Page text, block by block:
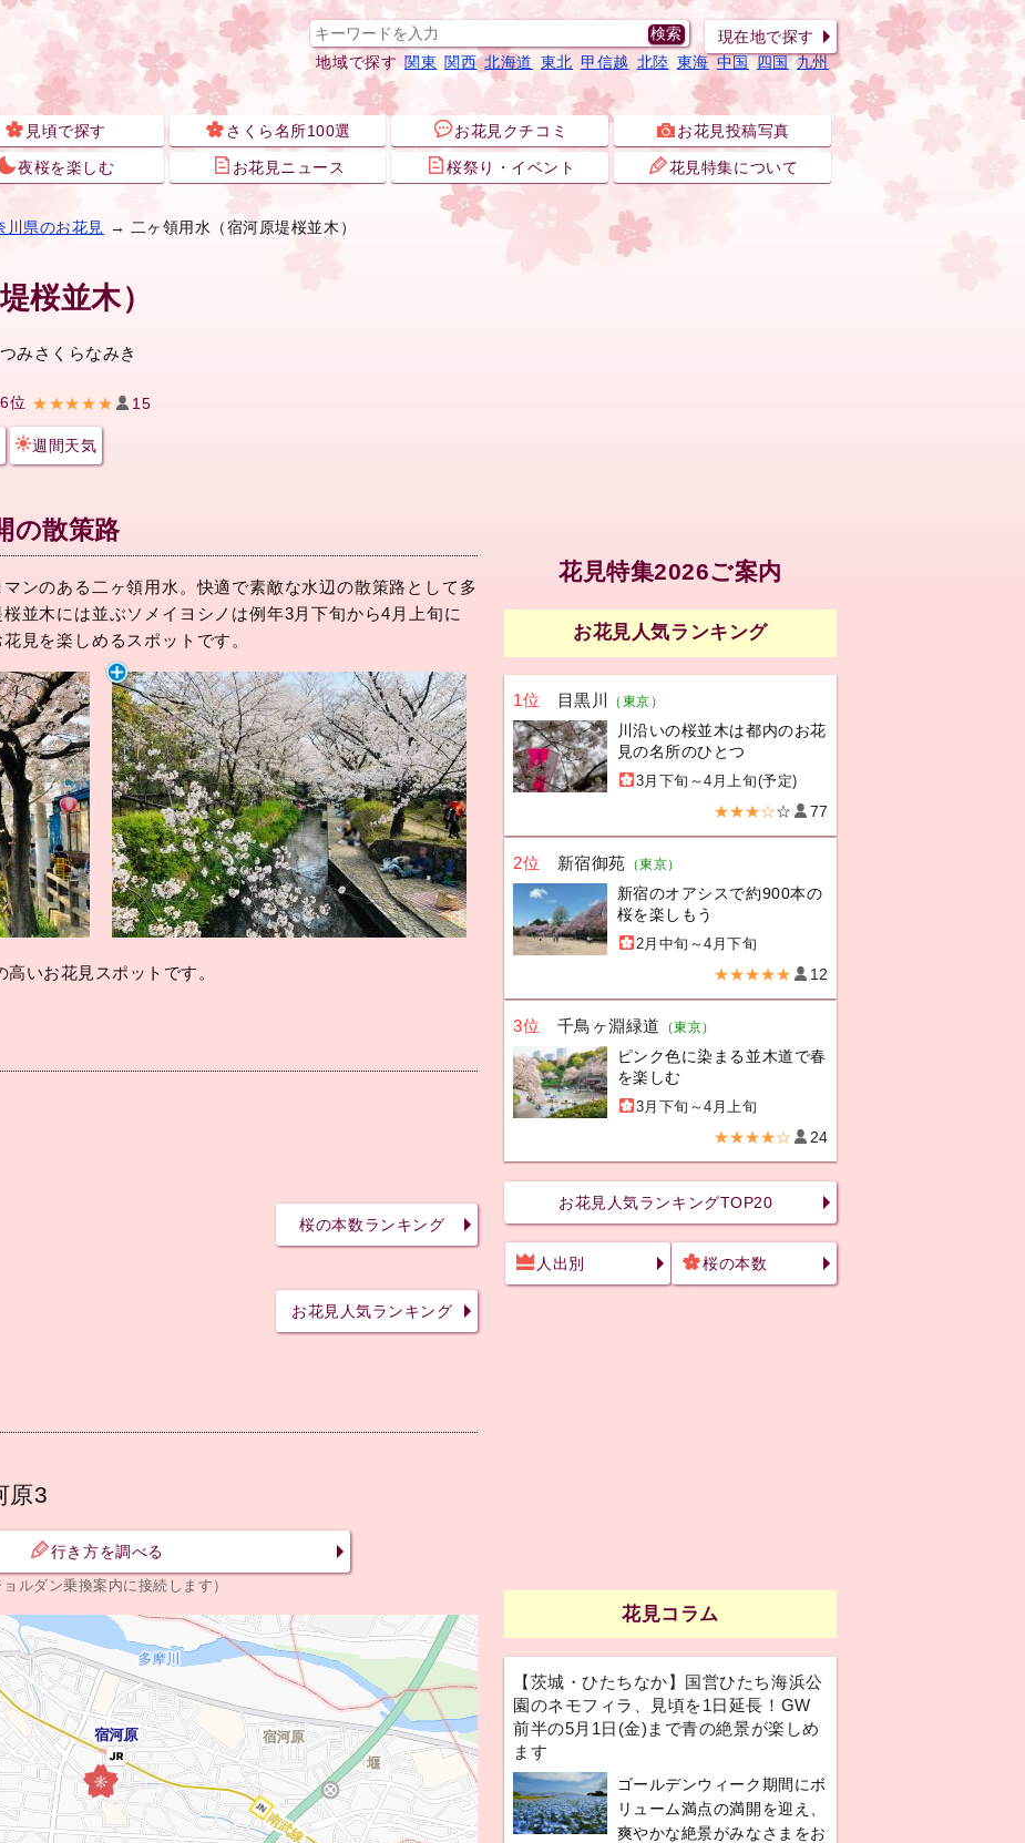
現在地で探す
地域で探す 関東 関西 北海道 東北 甲信越 北陸 東海 中国 四国 九州
見頃で探す さくら名所100選 お花見クチコミ お花見投稿写真
夜桜を楽しむ お花見ニュース 桜祭り・イベント 花見特集について
川県のお花見 → 二ヶ領用水（宿河原堤桜並木）
桜並木）
みさくらなみき
位 ★★★★★ 15
週間天気
の散策路
ンのある二ヶ領用水。快適で素敵な水辺の散策路として多
並木には並ぶソメイヨシノは例年3月下旬から4月上旬に
見を楽しめるスポットです。
高いお花見スポットです。
桜の本数ランキング
お花見人気ランキング
原3
行き方を調べる
ョルダン乗換案内に接続します）
花見特集2026ご案内
お花見人気ランキング
1位 目黒川 （東京）
川沿いの桜並木は都内のお花
見の名所のひとつ
3月下旬～4月上旬(予定)
★★★☆☆ 77
2位 新宿御苑 （東京）
新宿のオアシスで約900本の
桜を楽しもう
2月中旬～4月下旬
★★★★★ 12
3位 千鳥ヶ淵緑道 （東京）
ピンク色に染まる並木道で春
を楽しむ
3月下旬～4月上旬
★★★★☆ 24
お花見人気ランキングTOP20
人出別 桜の本数
花見コラム
【茨城・ひたちなか】国営ひたち海浜公
園のネモフィラ、見頃を1日延長！GW
前半の5月1日(金)まで青の絶景が楽しめ
ます
ゴールデンウィーク期間にボ
リューム満点の満開を迎え、
爽やかな絶景がみなさまをお